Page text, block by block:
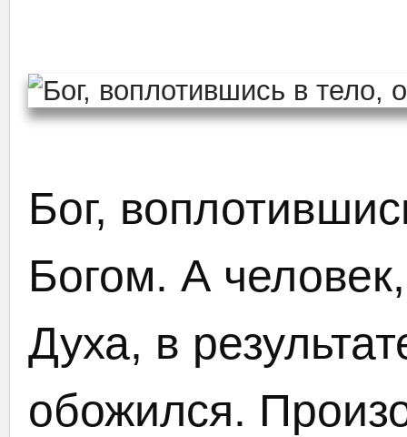
Бог,
Богом. А
Духа, в
обожился.